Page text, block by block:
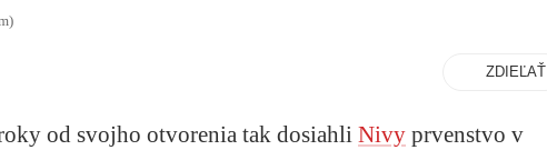
ZDIEĽAŤ
od svojho otvorenia tak dosiahli Nivy prvenstvo v